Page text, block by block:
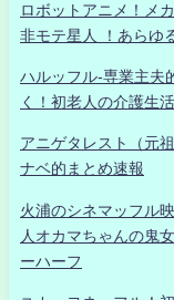
ロボットアニメ！メ
非モテ星人 ！あらゆ
ハルッフル-専業主夫
く！初老人の介護生
アニゲタレスト（元
ナベ的まとめ速報
火浦のシネマッフル
人オカマちゃんの鬼
ーハーフ